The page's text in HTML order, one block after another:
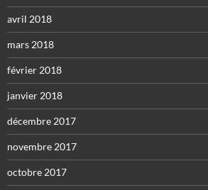
avril 2018
mars 2018
février 2018
janvier 2018
décembre 2017
novembre 2017
octobre 2017